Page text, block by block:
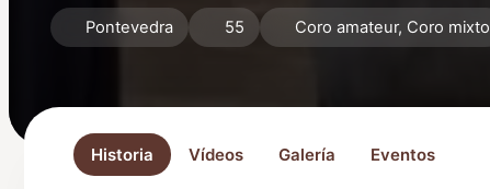
Pontevedra 55 Coro amateur, Coro mixto
Historia Vídeos Galería Eventos